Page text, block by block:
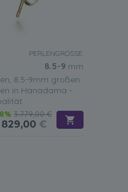
PERLENGRÖSSE:
8.5-9 mm
8.5-9mm großen
in Hanadama -
3.779,00 €
829,00 €